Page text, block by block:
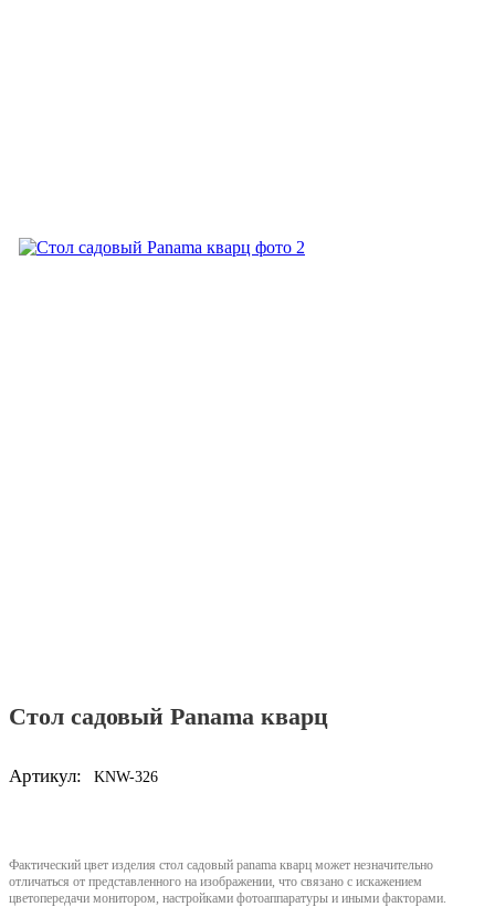
Стол садовый Panama кварц
Артикул: KNW-326
Фактический цвет изделия стол садовый panama кварц может незначительно
отличаться от представленного на изображении, что связано с искажением
цветопередачи монитором, настройками фотоаппаратуры и иными факторами.